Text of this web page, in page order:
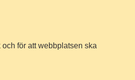
för att webbplatsen ska